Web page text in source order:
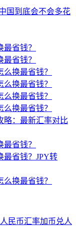
国到底会不会多花
省钱？
省钱？
换最省钱？
换最省钱？
换最省钱？
换最省钱？
略：最新汇率对比
省钱？
最省钱？JPY转
换最省钱？
民币汇率加币兑人